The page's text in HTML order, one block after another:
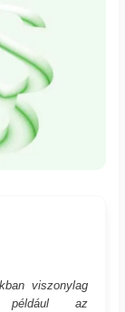
viszonylag
például az